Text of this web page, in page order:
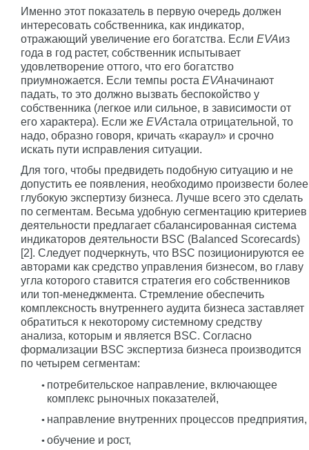
Именно этот показатель в первую очередь должен
интересовать собственника, как индикатор,
отражающий увеличение его богатства. Если EVAиз
года в год растет, собственник испытывает
удовлетворение оттого, что его богатство
приумножается. Если темпы роста EVAначинают
падать, то это должно вызвать беспокойство у
собственника (легкое или сильное, в зависимости от
его характера). Если же EVAстала отрицательной, то
надо, образно говоря, кричать «караул» и срочно
искать пути исправления ситуации.
Для того, чтобы предвидеть подобную ситуацию и не
допустить ее появления, необходимо произвести более
глубокую экспертизу бизнеса. Лучше всего это сделать
по сегментам. Весьма удобную сегментацию критериев
деятельности предлагает сбалансированная система
индикаторов деятельности BSC (Balanced Scorecards)
[2]. Следует подчеркнуть, что BSC позиционируются ее
авторами как средство управления бизнесом, во главу
угла которого ставится стратегия его собственников
или топ-менеджмента. Стремление обеспечить
комплексность внутреннего аудита бизнеса заставляет
обратиться к некоторому системному средству
анализа, которым и является BSC. Согласно
формализации BSC экспертиза бизнеса производится
по четырем сегментам:
потребительское направление, включающее
комплекс рыночных показателей,
направление внутренних процессов предприятия,
обучение и рост,